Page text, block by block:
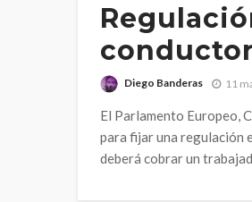
Diego Banderas 11
El Parlamento Europeo,
para fijar una regulación
deberá cobrar un